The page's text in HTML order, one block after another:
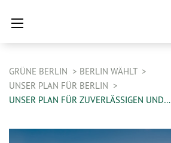
GRÜNE BERLIN
BERLIN WÄHLT
UNSER PLAN FÜR BERLIN
UNSER PLAN FÜR ZUVERLÄSSIGEN UND…